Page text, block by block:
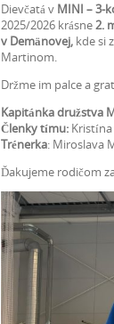
Dievčatá v MINI – 3-
2025/2026 krásne2.
v Demänovej, kde si
Martinom.
Držme im palce a
Kapitánka družstva
Členky tímu: Kristína
Trénerka: Miroslava
Ďakujeme rodičom